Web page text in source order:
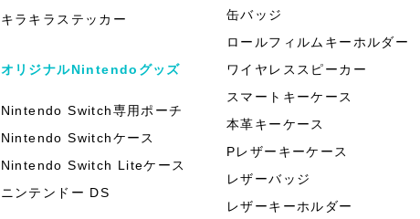
キラキラステッカー
オリジナルNintendoグッズ
Nintendo Switch専用ポーチ
Nintendo Switchケース
Nintendo Switch Liteケース
ニンテンドー DS
缶バッジ
ロールフィルムキーホルダー
ワイヤレススピーカー
スマートキーケース
本革キーケース
Pレザーキーケース
レザーバッジ
レザーキーホルダー